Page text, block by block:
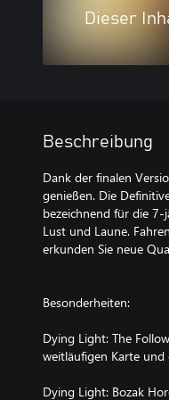
Dieser
Beschreibung
Dank der finalen
genießen. Die
bezeichnend für die 7-
Lust und Laune.
erkunden Sie neue
Besonderheiten:
Dying Light: The
weitläufigen Karte und
Dying Light: Bozak